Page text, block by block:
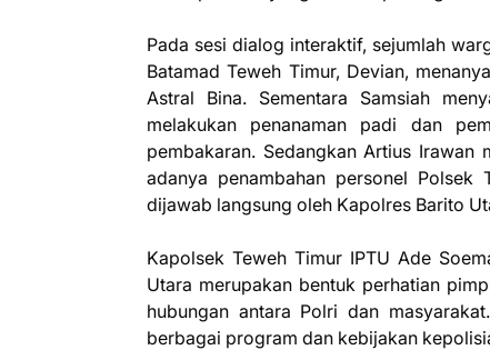
Pada sesi dialog interaktif, sejumlah
Batamad Teweh Timur, Devian,
Astral Bina. Sementara Samsiah
melakukan penanaman padi dan
pembakaran. Sedangkan Artius Irawan
adanya penambahan personel Polsek
dijawab langsung oleh Kapolres Barito
Kapolsek Teweh Timur IPTU Ade
Utara merupakan bentuk perhatian
hubungan antara Polri dan
berbagai program dan kebijakan